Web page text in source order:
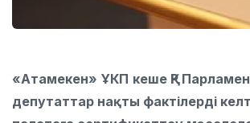
«Атамекен» ҰКП кеше ҚР
депутаттар нақты фактілерді